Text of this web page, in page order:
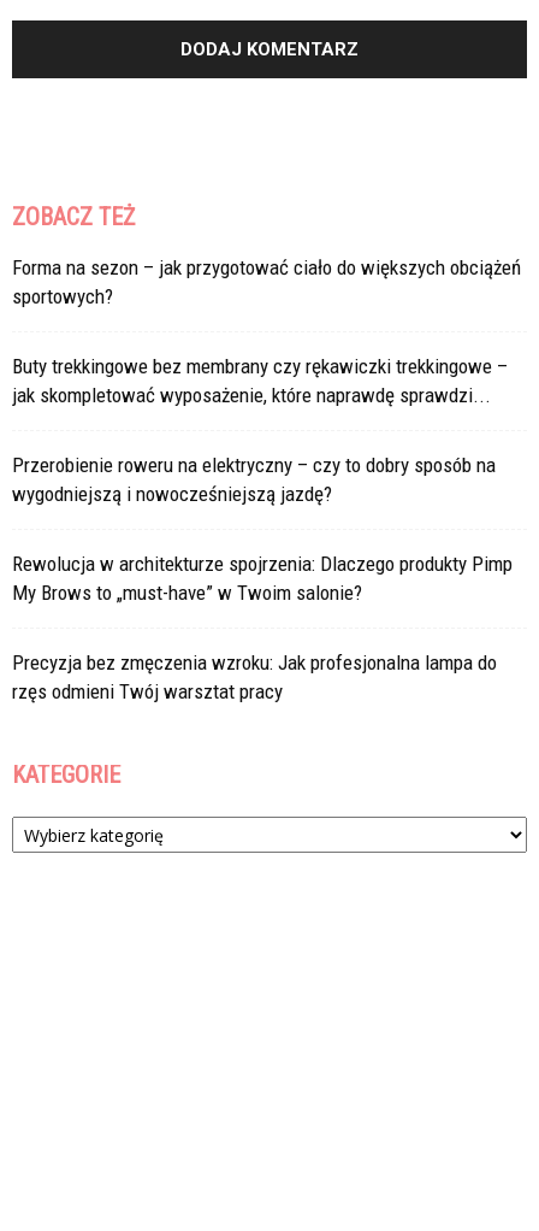
ZOBACZ TEŻ
Forma na sezon – jak przygotować ciało do większych obciążeń
sportowych?
Buty trekkingowe bez membrany czy rękawiczki trekkingowe –
jak skompletować wyposażenie, które naprawdę sprawdzi...
Przerobienie roweru na elektryczny – czy to dobry sposób na
wygodniejszą i nowocześniejszą jazdę?
Rewolucja w architekturze spojrzenia: Dlaczego produkty Pimp
My Brows to „must-have” w Twoim salonie?
Precyzja bez zmęczenia wzroku: Jak profesjonalna lampa do
rzęs odmieni Twój warsztat pracy
KATEGORIE
Kategorie